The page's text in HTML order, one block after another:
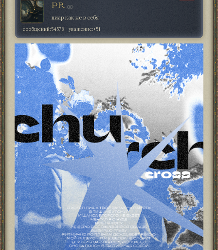
PR
пиар как не в себя
сообщений:54578 уважение:+51